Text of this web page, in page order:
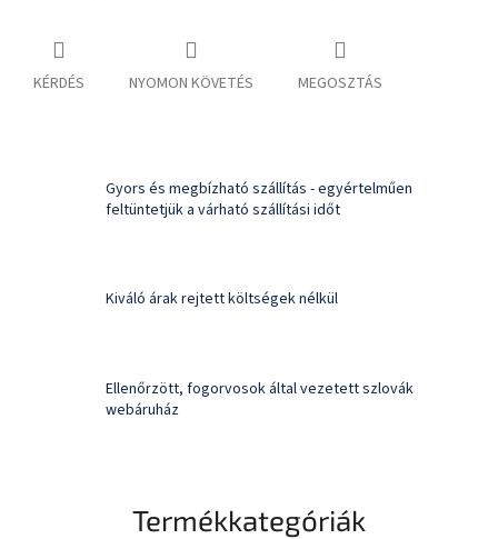
KÉRDÉS NYOMON KÖVETÉS MEGOSZTÁS
Gyors és megbízható szállítás - egyértelműen
feltüntetjük a várható szállítási időt
Kiváló árak rejtett költségek nélkül
Ellenőrzött, fogorvosok által vezetett szlovák
webáruház
Termékkategóriák